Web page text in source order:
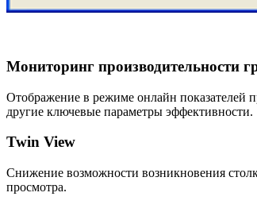
Мониторинг производительности
Отображение в режиме онлайн показателей
другие ключевые параметры эффективности.
Twin View
Снижение возможности возникновения
просмотра.